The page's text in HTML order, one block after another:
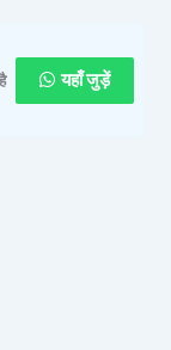
यहाँ जुड़ें